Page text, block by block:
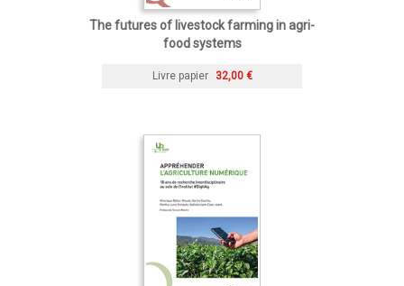
The futures of livestock farming in agri-
food systems
Livre papier 32,00 €